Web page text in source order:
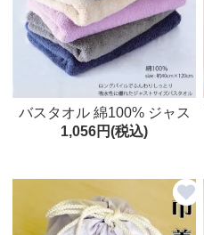
バスタオル 綿100% ジャス
トなサイズのバスタオル ロ
20cm 厚手
1,056円(税込)